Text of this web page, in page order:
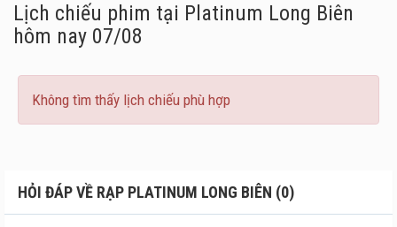
Platinum Cineplex – Long Biên
Trung tâm thương mại Vincom Center Long
chắn là một địa điểm rất thích hợp cho các bạn trẻ và
các gia đình tới thư giãn mỗi cuối tuần. Cụm rạp này
Lịch chiếu phim tại Platinum Long Biên
hôm nay 07/08
Không tìm thấy lịch chiếu phù hợp
HỎI ĐÁP VỀ RẠP PLATINUM LONG BIÊN (0)